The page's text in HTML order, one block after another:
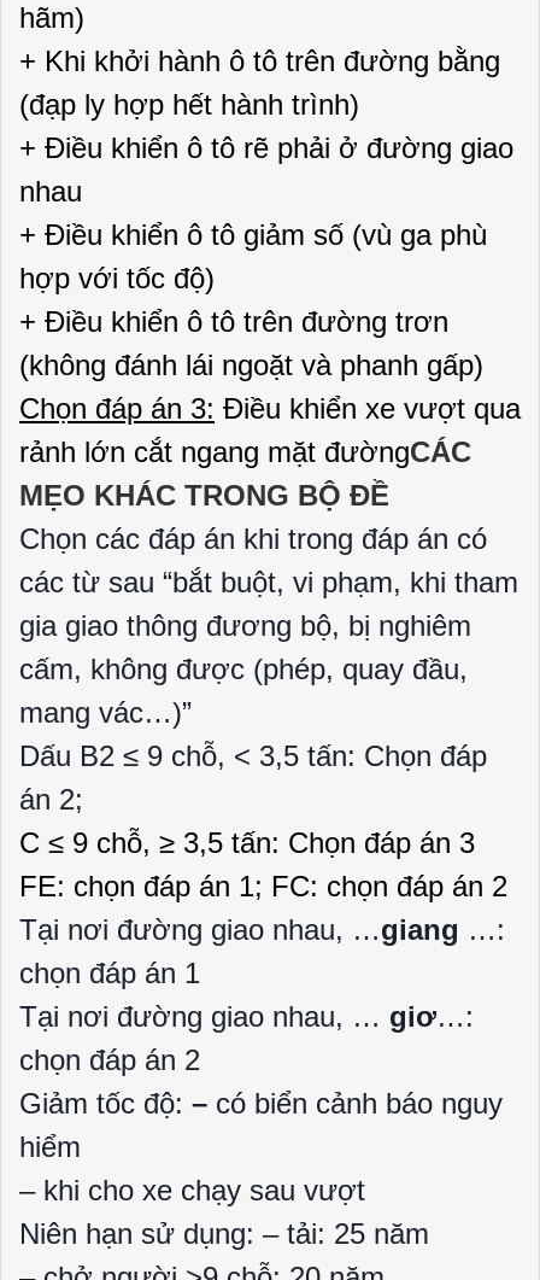
hãm)
+ Khi khởi hành ô tô trên đường bằng
(đạp ly hợp hết hành trình)
+ Điều khiển ô tô rẽ phải ở đường giao
nhau
+ Điều khiển ô tô giảm số (vù ga phù
hợp với tốc độ)
+ Điều khiển ô tô trên đường trơn
(không đánh lái ngoặt và phanh gấp)
Chọn đáp án 3: Điều khiển xe vượt qua
rảnh lớn cắt ngang mặt đườngCÁC
MẸO KHÁC TRONG BỘ ĐỀ
Chọn các đáp án khi trong đáp án có
các từ sau “bắt buột, vi phạm, khi tham
gia giao thông đương bộ, bị nghiêm
cấm, không được (phép, quay đầu,
mang vác…)”
Dấu B2 ≤ 9 chỗ, < 3,5 tấn: Chọn đáp
án 2;
C ≤ 9 chỗ, ≥ 3,5 tấn: Chọn đáp án 3
FE: chọn đáp án 1; FC: chọn đáp án 2
Tại nơi đường giao nhau, …giang …:
chọn đáp án 1
Tại nơi đường giao nhau, … giơ…:
chọn đáp án 2
Giảm tốc độ: – có biển cảnh báo nguy
hiểm
– khi cho xe chạy sau vượt
Niên hạn sử dụng: – tải: 25 năm